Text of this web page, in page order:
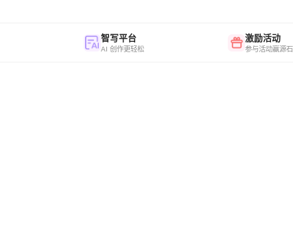
智写平台
AI 创作更轻松
激励活动
参与活动赢源石